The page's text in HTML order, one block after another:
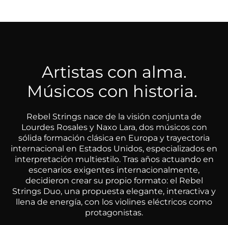
Artistas con alma.
Músicos con historia.
Rebel Strings nace de la visión conjunta de
Lourdes Rosales y Naxo Lara, dos músicos con
sólida formación clásica en Europa y trayectoria
internacional en Estados Unidos, especializados en
interpretación multiestilo. Tras años actuando en
escenarios exigentes internacionalmente,
decidieron crear su propio formato: el Rebel
Strings Duo, una propuesta elegante, interactiva y
llena de energía, con los violines eléctricos como
protagonistas.